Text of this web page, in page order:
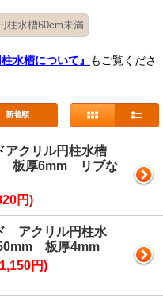
柱水槽60cm未満
柱水槽について』
もご覧くださ
新着順
アクリル円柱水槽
板厚6mm リブな
円)
アクリル円柱水
板厚4mm
円)